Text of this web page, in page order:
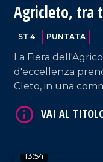
Agricleto, tra
ST 4 PUNTATA
La Fiera
d'eccellenza
Cleto, in una
13:54